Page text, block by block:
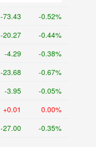
-73.43 -0.52%
-20.27 -0.44%
-4.29 -0.38%
-23.68 -0.67%
-3.95 -0.05%
+0.01 0.00%
-27.00 -0.35%